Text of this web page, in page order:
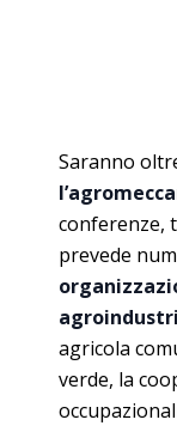
Saranno
conferenze,
prevede
agricola
verde, la